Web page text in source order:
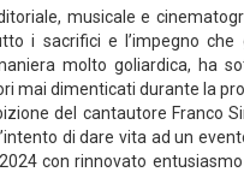
musicale e
i sacrifici e l’impegno che
molto goliardica, ha
mai dimenticati durante la
del cantautore Franco
di dare vita ad un
con rinnovato